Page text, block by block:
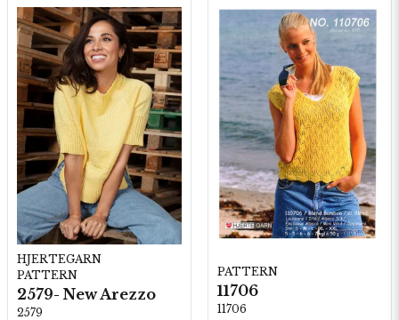
HJERTEGARN
PATTERN
2579- New Arezzo
2579
PATTERN
11706
11706